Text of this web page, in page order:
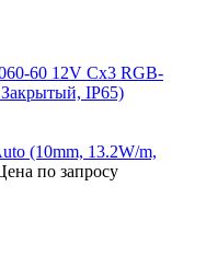
(10mm, 13.2W/m,
по запросу